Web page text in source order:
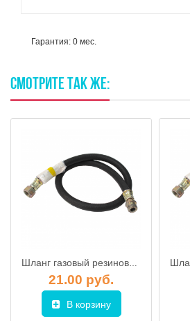
Гарантия: 0 мес.
СМОТРИТЕ ТАКЖЕ:
Шланг газовый резиновый ГхШ, длина 2,0м
21.00 руб.
В корзину